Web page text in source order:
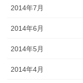
2014年7月
2014年6月
2014年5月
2014年4月